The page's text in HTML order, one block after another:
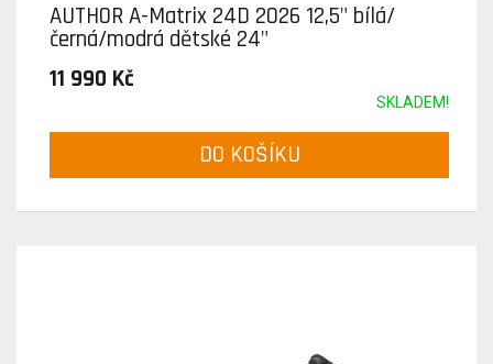
AUTHOR A-Matrix 24D 2026 12,5" bílá/
černá/modrá dětské 24"
11 990 Kč
SKLADEM!
DO KOŠÍKU